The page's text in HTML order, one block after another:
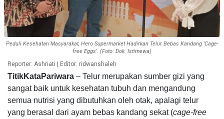
Peduli Kesehatan Masyarakat, Hero Supermarket Hadirkan Telur Bebas Kandang 'Cage-
free Eggs'. (Foto: Dok. Istimewa)
Reporter: Ashriati | Editor: ridwanshaleh
TitikKataPariwara – Telur merupakan sumber gizi yang
sangat baik untuk kesehatan tubuh dan mengandung
semua nutrisi yang dibutuhkan oleh otak, apalagi telur
yang berasal dari ayam bebas kandang sekat (cage-free